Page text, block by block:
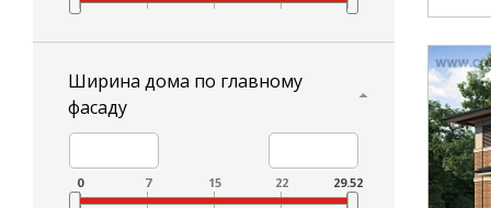
Ширина дома по главному
фасаду
0 7 15 22 29.52